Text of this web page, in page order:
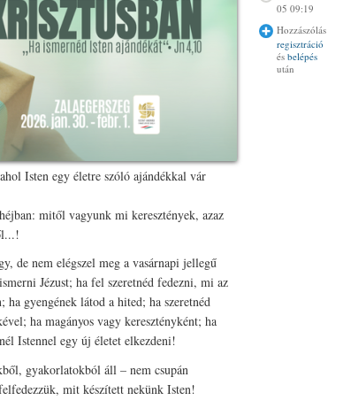
Isten egy életre szóló ajándékkal vár
mitől vagyunk mi keresztények, azaz
de nem elégszel meg a vasárnapi jellegű
Jézust; ha fel szeretnéd fedezni, mi az
gyengének látod a hited; ha szeretnéd
ha magányos vagy keresztényként; ha
Istennel egy új életet elkezdeni!
gyakorlatokból áll – nem csupán
mit készített nekünk Isten!
05 09:19
Hozzászólás
regisztráció
és belépés
után